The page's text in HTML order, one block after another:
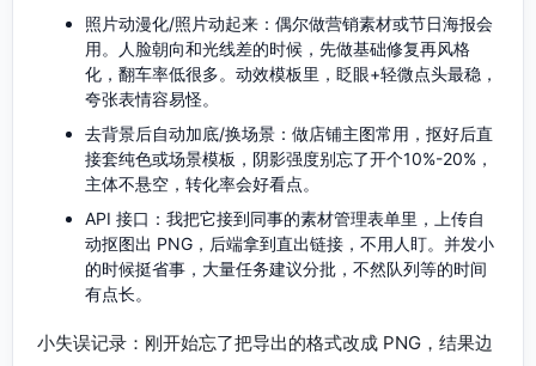
照片动漫化/照片动起来：偶尔做营销素材或节日海报会
用。人脸朝向和光线差的时候，先做基础修复再风格
化，翻车率低很多。动效模板里，眨眼+轻微点头最稳，
夸张表情容易怪。
去背景后自动加底/换场景：做店铺主图常用，抠好后直
接套纯色或场景模板，阴影强度别忘了开个10%-20%，
主体不悬空，转化率会好看点。
API 接口：我把它接到同事的素材管理表单里，上传自
动抠图出 PNG，后端拿到直出链接，不用人盯。并发小
的时候挺省事，大量任务建议分批，不然队列等的时间
有点长。
小失误记录：刚开始忘了把导出的格式改成 PNG，结果边